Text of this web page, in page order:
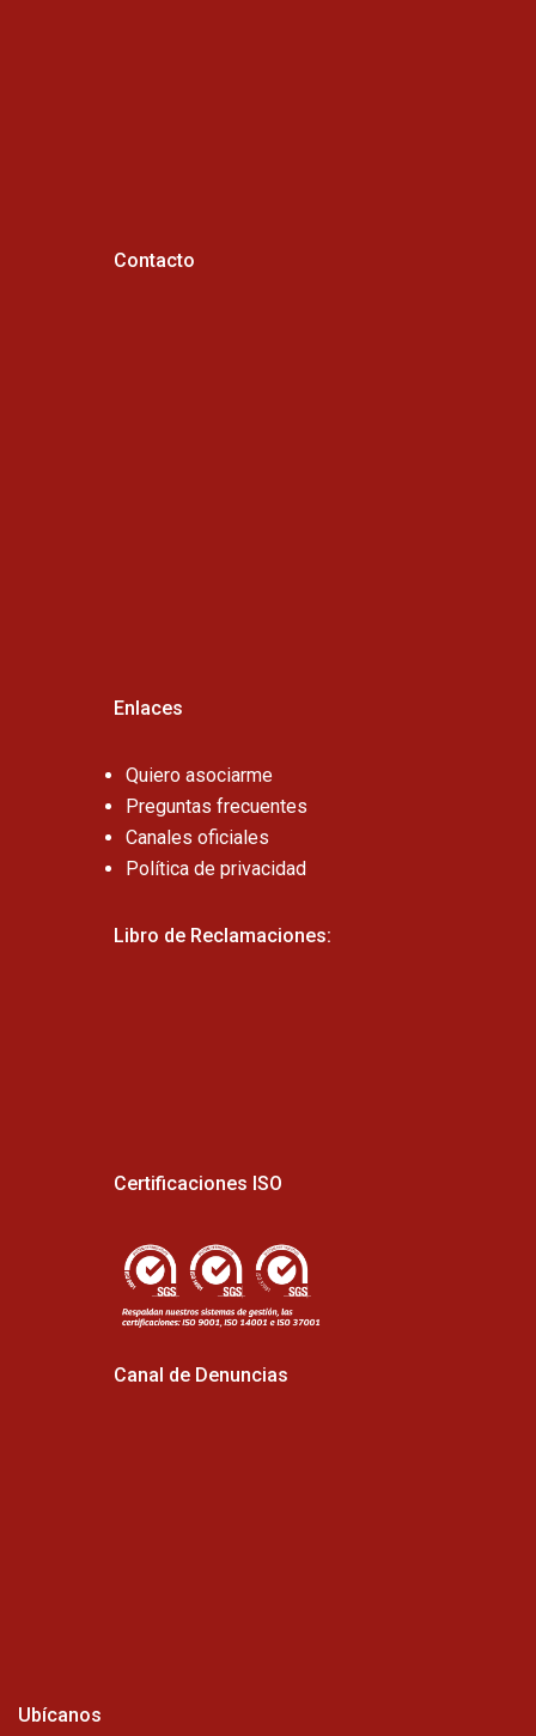
Contacto
Enlaces
Quiero asociarme
Preguntas frecuentes
Canales oficiales
Política de privacidad
Libro de Reclamaciones:
Certificaciones ISO
Canal de Denuncias
Ubícanos